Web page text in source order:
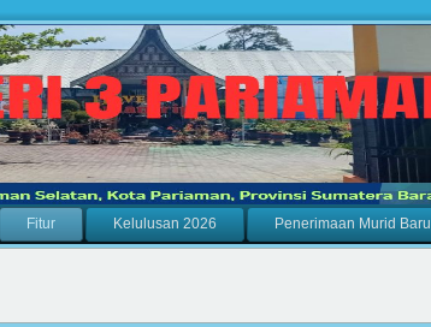
Fitur Kelulusan 2026 Penerimaan Murid Baru